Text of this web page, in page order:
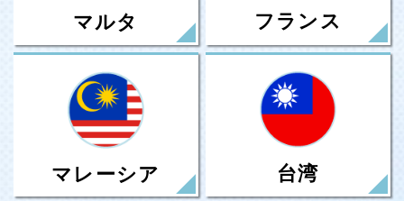
マルタ フランス
マレーシア 台湾